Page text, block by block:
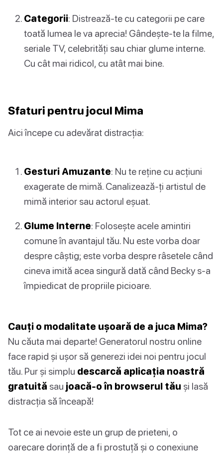
Categorii: Distrează-te cu categorii pe care
toată lumea le va aprecia! Gândește-te la filme,
seriale TV, celebrități sau chiar glume interne.
Cu cât mai ridicol, cu atât mai bine.
Sfaturi pentru jocul Mima
Aici începe cu adevărat distracția:
Gesturi Amuzante: Nu te reține cu acțiuni
exagerate de mimă. Canalizează-ți artistul de
mimă interior sau actorul eșuat.
Glume Interne: Folosește acele amintiri
comune în avantajul tău. Nu este vorba doar
despre câștig; este vorba despre râsetele când
cineva imită acea singură dată când Becky s-a
împiedicat de propriile picioare.
Cauți o modalitate ușoară de a juca Mima?
Nu căuta mai departe! Generatorul nostru online
face rapid și ușor să generezi idei noi pentru jocul
tău. Pur și simplu descarcă aplicația noastră
gratuită sau joacă-o în browserul tău și lasă
distracția să înceapă!
Tot ce ai nevoie este un grup de prieteni, o
oarecare dorință de a fi prostuță și o conexiune